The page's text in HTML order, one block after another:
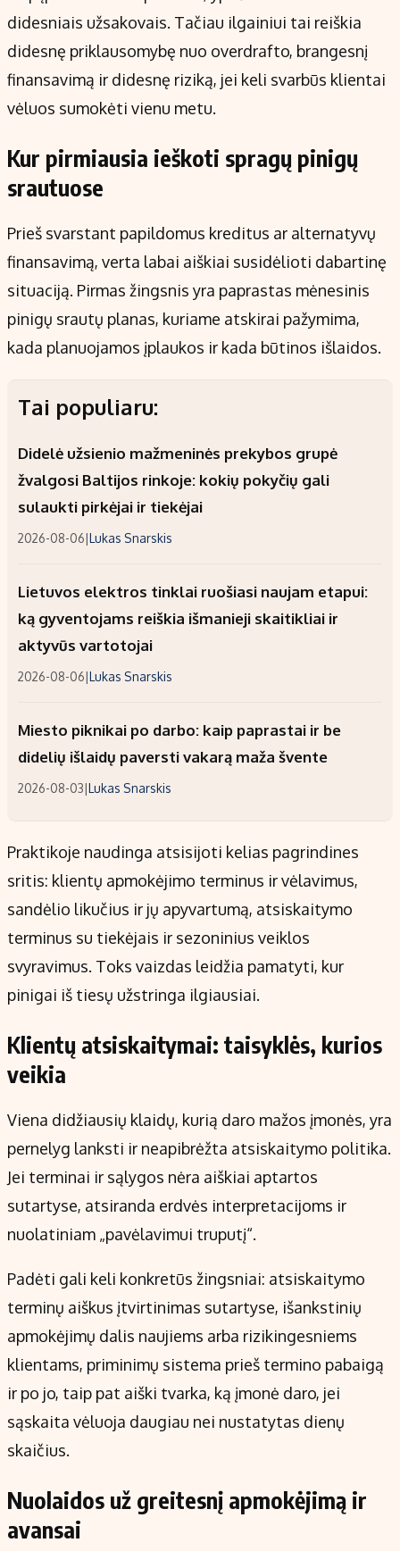
didesniais užsakovais. Tačiau ilgainiui tai reiškia
didesnę priklausomybę nuo overdrafto, brangesnį
finansavimą ir didesnę riziką, jei keli svarbūs klientai
vėluos sumokėti vienu metu.
Kur pirmiausia ieškoti spragų pinigų
srautuose
Prieš svarstant papildomus kreditus ar alternatyvų
finansavimą, verta labai aiškiai susidėlioti dabartinę
situaciją. Pirmas žingsnis yra paprastas mėnesinis
pinigų srautų planas, kuriame atskirai pažymima,
kada planuojamos įplaukos ir kada būtinos išlaidos.
Tai populiaru:
Didelė užsienio mažmeninės prekybos grupė
žvalgosi Baltijos rinkoje: kokių pokyčių gali
sulaukti pirkėjai ir tiekėjai
2026-08-06|Lukas Snarskis
Lietuvos elektros tinklai ruošiasi naujam etapui:
ką gyventojams reiškia išmanieji skaitikliai ir
aktyvūs vartotojai
2026-08-06|Lukas Snarskis
Miesto piknikai po darbo: kaip paprastai ir be
didelių išlaidų paversti vakarą maža švente
2026-08-03|Lukas Snarskis
Praktikoje naudinga atsisijoti kelias pagrindines
sritis: klientų apmokėjimo terminus ir vėlavimus,
sandėlio likučius ir jų apyvartumą, atsiskaitymo
terminus su tiekėjais ir sezoninius veiklos
svyravimus. Toks vaizdas leidžia pamatyti, kur
pinigai iš tiesų užstringa ilgiausiai.
Klientų atsiskaitymai: taisyklės, kurios
veikia
Viena didžiausių klaidų, kurią daro mažos įmonės, yra
pernelyg lanksti ir neapibrėžta atsiskaitymo politika.
Jei terminai ir sąlygos nėra aiškiai aptartos
sutartyse, atsiranda erdvės interpretacijoms ir
nuolatiniam „pavėlavimui truputį“.
Padėti gali keli konkretūs žingsniai: atsiskaitymo
terminų aiškus įtvirtinimas sutartyse, išankstinių
apmokėjimų dalis naujiems arba rizikingesniems
klientams, priminimų sistema prieš termino pabaigą
ir po jo, taip pat aiški tvarka, ką įmonė daro, jei
sąskaita vėluoja daugiau nei nustatytas dienų
skaičius.
Nuolaidos už greitesnį apmokėjimą ir
avansai